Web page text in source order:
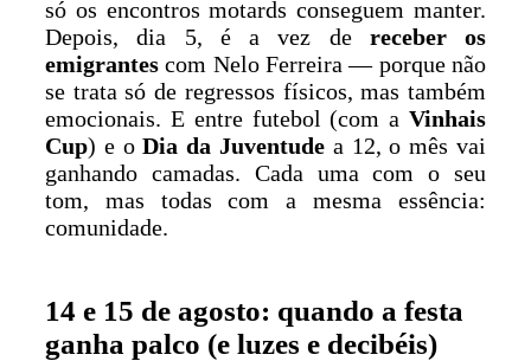
só os encontros motards conseguem manter.
Depois, dia 5, é a vez de receber os
emigrantes com Nelo Ferreira — porque não
se trata só de regressos físicos, mas também
emocionais. E entre futebol (com a Vinhais
Cup) e oDia da Juventude a 12, o mês vai
ganhando camadas. Cada uma com o seu
tom, mas todas com a mesma essência:
comunidade.
14 e 15 de agosto: quando a festa
ganha palco (e luzes e decibéis)